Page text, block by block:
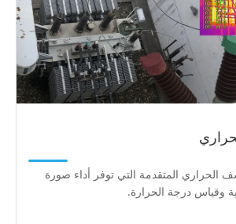
الحراري المتقدمة التي توفر أداء صورة
وقياس درجة الحرارة.